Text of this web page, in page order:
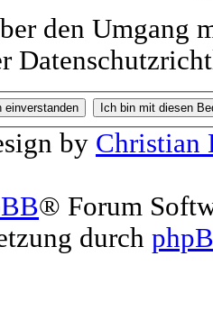
den Umgang
by Christian
® Forum
durch